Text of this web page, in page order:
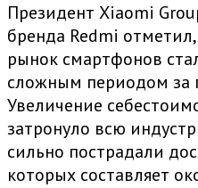
Президент Xiaomi
бренда Redmi
рынок смартфонов
сложным периодом за
Увеличение
затронуло всю
сильно пострадали
которых составляет